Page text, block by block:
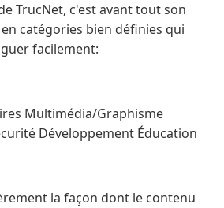
TrucNet, c'est avant tout son
catégories bien définies qui
facilement:
Multimédia/Graphisme
Développement Éducation
la façon dont le contenu